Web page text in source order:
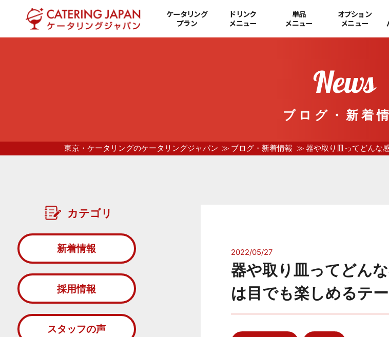
ケータリング
プラン
ドリンク
メニュー
単品
メニュー
オプション
メニュー
ブログ・新着
東京・ケータリングのケータリングジャパン ブログ・新着情報 器や取り皿ってどんな
2022/05/27
器や取り皿ってどん
は目でも楽しめるテ
カテゴリ
新着情報
採用情報
スタッフの声